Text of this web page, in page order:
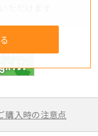
ただけます
購入時の注意点